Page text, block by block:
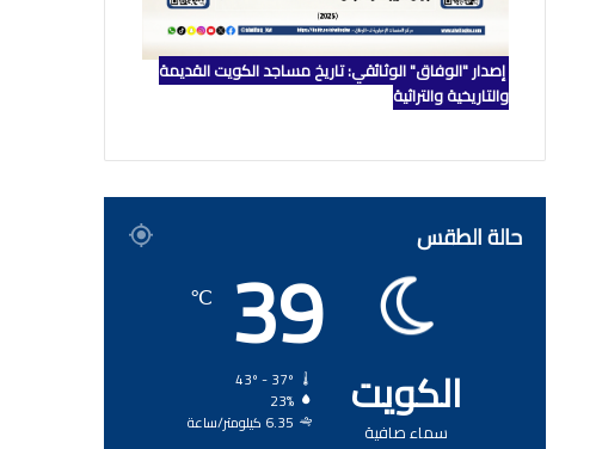
إصدار "الوفاق" الوثائقي: تاريخ مساجد الكويت القديمة
والتاريخية والتراثية
حالة الطقس
الكويت
سماء صافية
39
℃
23%
6.35 كيلومتر/ساعة